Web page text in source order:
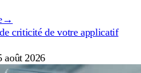
→
criticité de votre applicatif
août 2026